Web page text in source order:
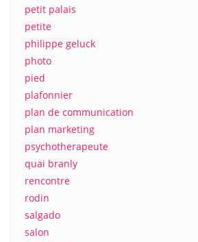
petit palais
petite
philippe geluck
photo
pied
plafonnier
plan de communication
plan marketing
psychotherapeute
quai branly
rencontre
rodin
salgado
salon